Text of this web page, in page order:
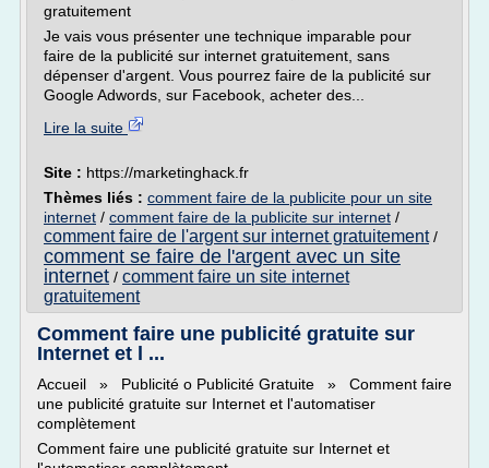
gratuitement
Je vais vous présenter une technique imparable pour
faire de la publicité sur internet gratuitement, sans
dépenser d'argent. Vous pourrez faire de la publicité sur
Google Adwords, sur Facebook, acheter des...
Lire la suite
Site : https://marketinghack.fr
Thèmes liés : comment faire de la publicite pour un site
internet / comment faire de la publicite sur internet /
comment faire de l'argent sur internet gratuitement/
comment se faire de l'argent avec un site
internet / comment faire un site internet
gratuitement
Comment faire une publicité gratuite sur
Internet et l ...
Accueil » Publicité o Publicité Gratuite » Comment faire
une publicité gratuite sur Internet et l'automatiser
complètement
Comment faire une publicité gratuite sur Internet et